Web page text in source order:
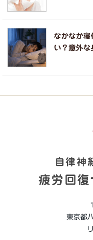
なかなか寝
い？意外な
自律神
疲労回復
東京都